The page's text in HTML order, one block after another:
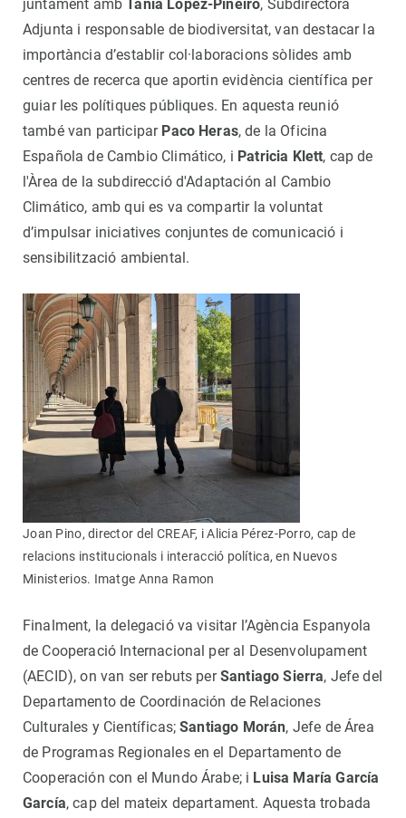
juntament amb Tania López-Piñeiro, Subdirectora
Adjunta i responsable de biodiversitat, van destacar la
importància d’establir col·laboracions sòlides amb
centres de recerca que aportin evidència científica per
guiar les polítiques públiques. En aquesta reunió
també van participar Paco Heras, de la Oficina
Española de Cambio Climático, i Patricia Klett, cap de
l'Àrea de la subdirecció d'Adaptación al Cambio
Climático, amb qui es va compartir la voluntat
d’impulsar iniciatives conjuntes de comunicació i
sensibilització ambiental.
Joan Pino, director del CREAF, i Alicia Pérez-Porro, cap de
relacions institucionals i interacció política, en Nuevos
Ministerios. Imatge Anna Ramon
Finalment, la delegació va visitar l’Agència Espanyola
de Cooperació Internacional per al Desenvolupament
(AECID), on van ser rebuts perSantiago Sierra, Jefe del
Departamento de Coordinación de Relaciones
Culturales y Científicas;Santiago Morán, Jefe de Área
de Programas Regionales en el Departamento de
Cooperación con el Mundo Árabe; i Luisa María García
García, cap del mateix departament. Aquesta trobada